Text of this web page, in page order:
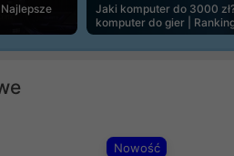
Jaki komputer do 3000
komputer do gier |
Nowość